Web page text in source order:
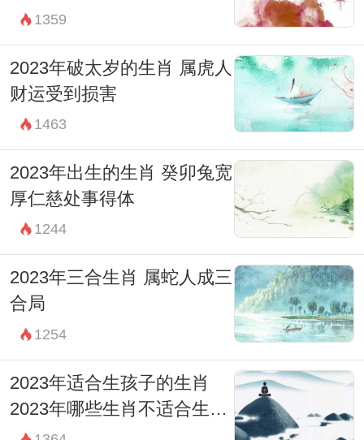
1359
2023年破太岁的生肖 属虎人
财运受到损害
1463
2023年出生的生肖 癸卯兔宽
厚仁慈处事得体
1244
2023年三合生肖 属蛇人成三
合局
1254
2023年适合生孩子的生肖
2023年哪些生肖不适合生孩
子